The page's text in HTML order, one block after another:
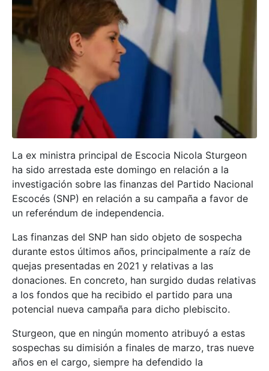
La ex ministra principal de Escocia Nicola Sturgeon
ha sido arrestada este domingo en relación a la
investigación sobre las finanzas del Partido Nacional
Escocés (SNP) en relación a su campaña a favor de
un referéndum de independencia.
Las finanzas del SNP han sido objeto de sospecha
durante estos últimos años, principalmente a raíz de
quejas presentadas en 2021 y relativas a las
donaciones. En concreto, han surgido dudas relativas
a los fondos que ha recibido el partido para una
potencial nueva campaña para dicho plebiscito.
Sturgeon, que en ningún momento atribuyó a estas
sospechas su dimisión a finales de marzo, tras nueve
años en el cargo, siempre ha defendido la